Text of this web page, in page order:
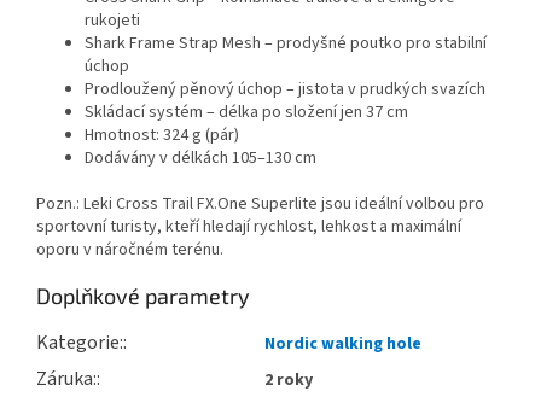
rukojeti
Shark Frame Strap Mesh – prodyšné poutko pro stabilní
úchop
Prodloužený pěnový úchop – jistota v prudkých svazích
Skládací systém – délka po složení jen 37 cm
Hmotnost: 324 g (pár)
Dodávány v délkách 105–130 cm
Pozn.: Leki Cross Trail FX.One Superlite jsou ideální volbou pro
sportovní turisty, kteří hledají rychlost, lehkost a maximální
oporu v náročném terénu.
Doplňkové parametry
Kategorie: Nordic walking hole
Záruka: 2 roky